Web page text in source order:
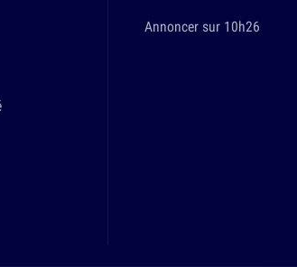
Annoncer sur 10h26